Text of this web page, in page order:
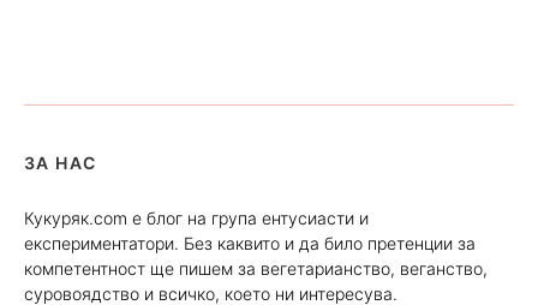
ЗА НАС
Кукуряк.com е блог на група ентусиасти и
експериментатори. Без каквито и да било претенции за
компетентност ще пишем за вегетарианство, веганство,
суровоядство и всичко, което ни интересува.